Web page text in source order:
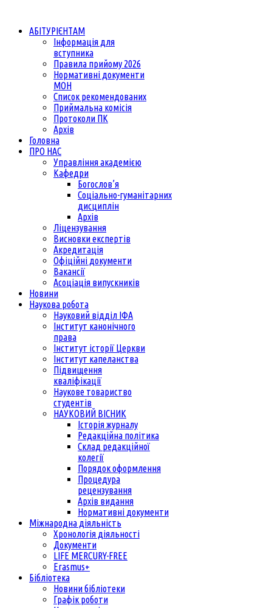
АБІТУРІЄНТАМ
Інформація для
вступника
Правила прийому 2026
Нормативні документи
МОН
Список рекомендованих
Приймальна комісія
Протоколи ПК
Архів
Головна
ПРО НАС
Управління академією
Кафедри
Богослов’я
Соціально-гуманітарних
дисциплін
Архів
Ліцензування
Висновки експертів
Акредитація
Офіційні документи
Вакансії
Асоціація випускників
Новини
Наукова робота
Науковий відділ ІФА
Інститут канонічного
права
Інститут історії Церкви
Інститут капеланства
Підвищення
кваліфікації
Наукове товариство
студентів
НАУКОВИЙ ВІСНИК
Історія журналу
Редакційна політика
Склад редакційної
колегії
Порядок оформлення
Процедура
рецензування
Архів видання
Нормативні документи
Міжнародна діяльність
Хронологія діяльності
Документи
LIFE MERCURY-FREE
Erasmus+
Бібліотека
Новини бібліотеки
Графік роботи